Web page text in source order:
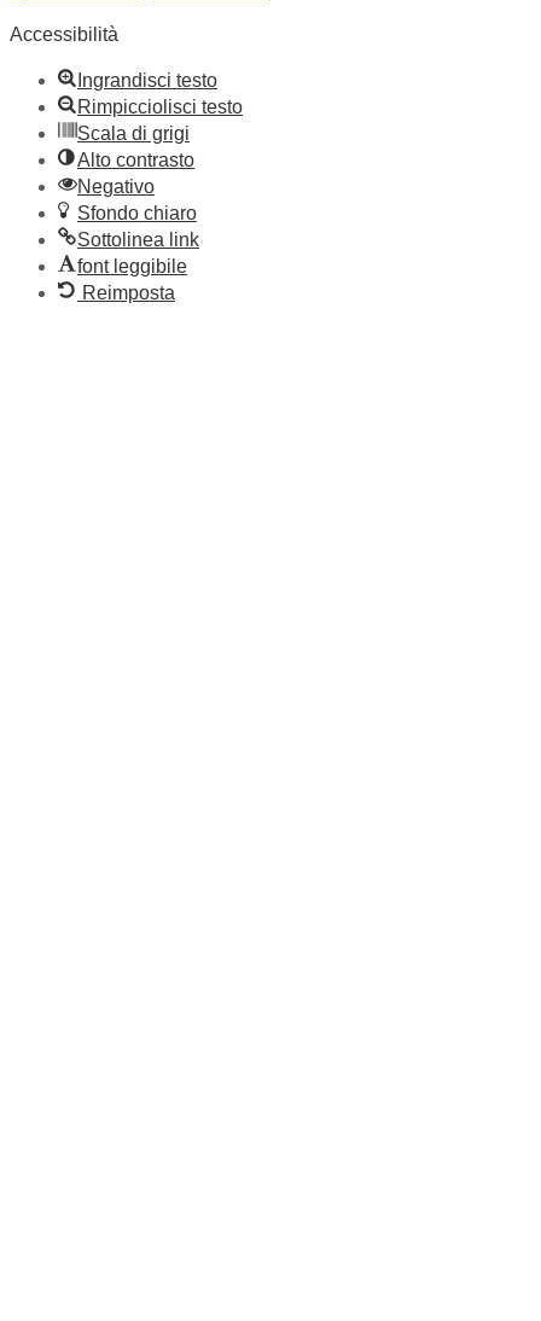
Accessibilità
Ingrandisci testo
Rimpicciolisci testo
Scala di grigi
Alto contrasto
Negativo
Sfondo chiaro
Sottolinea link
font leggibile
Reimposta